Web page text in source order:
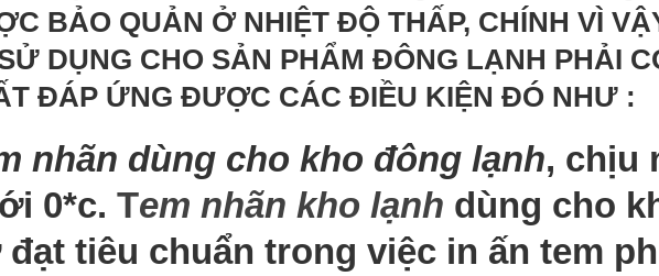
vạch (ribbon Resin, Wax/Resin)
trong ngành dược phẩm: chống cồn,
chống hóa chất,...
trong ngành nông nghiệp
trồng. Giải pháp...
BẢO QUẢN Ở NHIỆT ĐỘ THẤP, CHÍNH VÌ
DỤNG CHO SẢN PHẨM ĐÔNG LẠNH PHẢI
ĐÁP ỨNG ĐƯỢC CÁC ĐIỀU KIỆN ĐÓ NHƯ :
nhãn dùng cho kho đông lạnh, chịu
0*c. Tem nhãn kho lạnh dùng cho
tiêu chuẩn trong việc in ấn tem